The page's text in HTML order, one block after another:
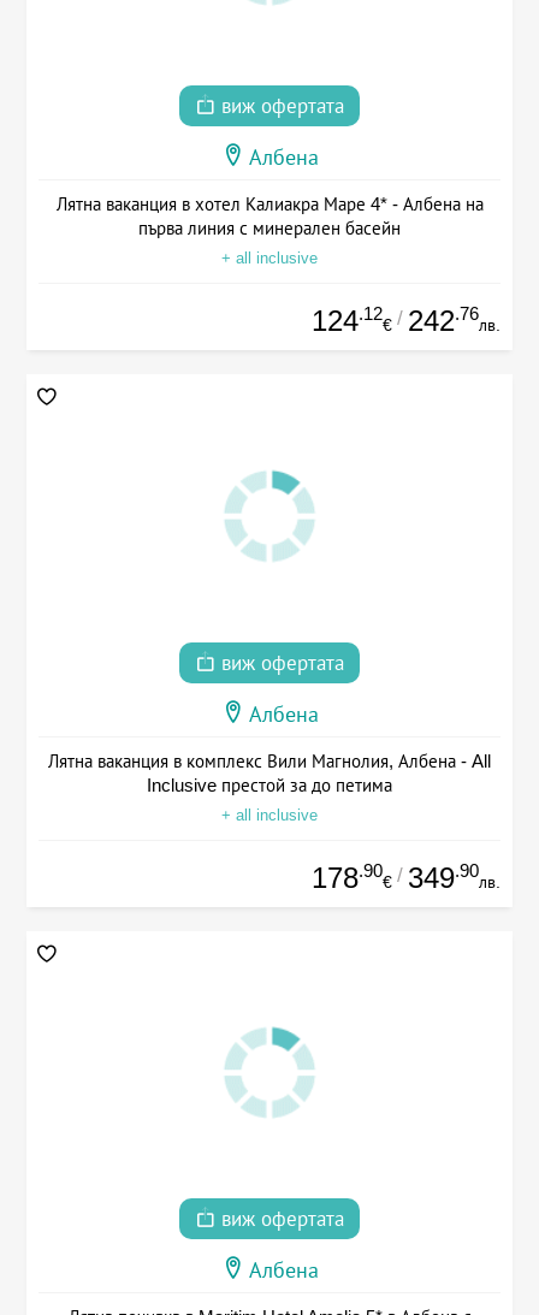
виж офертата
Албена
Лятна ваканция в хотел Калиакра Маре 4* - Албена на
първа линия с минерален басейн
+ all inclusive
124.12
€ / 242.76
лв.
виж офертата
Албена
Лятна ваканция в комплекс Вили Магнолия, Албена - All
Inclusive престой за до петима
+ all inclusive
178.90
€ / 349.90
лв.
виж офертата
Албена